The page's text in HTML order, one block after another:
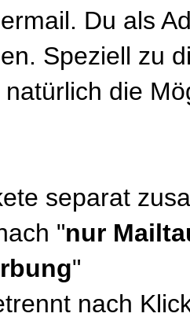
Du als
Speziell zu
die
separat
"nur
"
nach